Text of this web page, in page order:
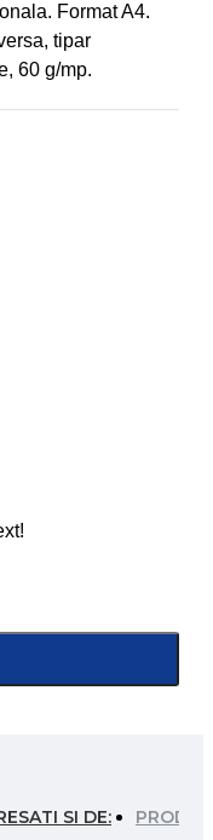
Format A4.
tipar
60 g/mp.
SI DE: